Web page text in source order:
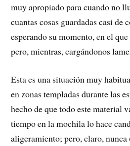
muy apropiado para cuando no
cuantas cosas guardadas casi de
esperando su momento, en el
pero, mientras, cargándonos
Esta es una situación muy
en zonas templadas durante las
hecho de que todo este material
tiempo en la mochila lo hace
aligeramiento; pero, claro, nunca